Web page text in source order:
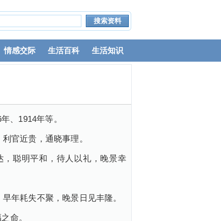
情感交际 生活百科 生活知识
、1914年等。
官近贵，通晓事理。
，聪明平和，待人以礼，晚景幸
年耗失不聚，晚景日见丰隆。
命。